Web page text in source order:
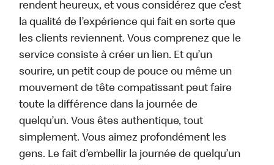
rendent heureux, et vous considérez que c’est
la qualité de l’expérience qui fait en sorte que
les clients reviennent. Vous comprenez que le
service consiste à créer un lien. Et qu’un
sourire, un petit coup de pouce ou même un
mouvement de tête compatissant peut faire
toute la différence dans la journée de
quelqu’un. Vous êtes authentique, tout
simplement. Vous aimez profondément les
gens. Le fait d’embellir la journée de quelqu’un